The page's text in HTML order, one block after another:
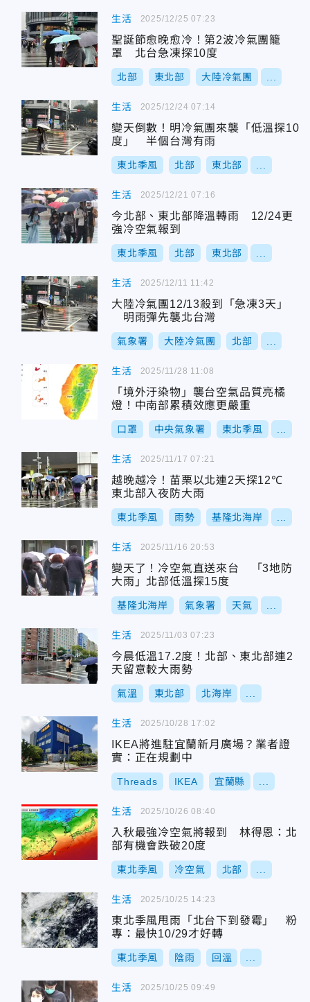
生活
聖誕節愈晚愈冷！第2波冷氣團籠
罩 北台急凍探10度
北部 東北部 大陸冷氣團
2025/12/25 07:23
生活
變天倒數！明冷氣團來襲「低溫探10
度」 半個台灣有雨
東北季風 北部 東北部
2025/12/24 07:14
生活
今北部、東北部降溫轉雨 12/24更
強冷空氣報到
東北季風 北部 東北部
2025/12/21 07:16
生活
大陸冷氣團12/13殺到「急凍3天」
明雨彈先襲北台灣
氣象署 大陸冷氣團 北部
2025/12/11 11:42
生活
「境外汙染物」襲台空氣品質亮橘
燈！中南部累積效應更嚴重
口罩 中央氣象署 東北季風
2025/11/28 11:08
生活
越晚越冷！苗栗以北連2天探12℃
東北部入夜防大雨
東北季風 雨勢 基隆北海岸
2025/11/17 07:21
生活
變天了！冷空氣直送來台 「3地防
大雨」北部低溫探15度
基隆北海岸 氣象署 天氣
2025/11/16 20:53
生活
今晨低溫17.2度！北部、東北部連2
天留意較大雨勢
氣溫 東北部 北海岸
2025/11/03 07:23
生活
IKEA將進駐宜蘭新月廣場？業者證
實：正在規劃中
Threads IKEA 宜蘭縣
2025/10/28 17:02
生活
入秋最強冷空氣將報到 林得恩：北
部有機會跌破20度
東北季風 冷空氣 北部
2025/10/26 08:40
生活
東北季風甩雨「北台下到發霉」 粉
專：最快10/29才好轉
東北季風 陰雨 回溫
2025/10/25 14:23
生活 2025/10/25 09:49